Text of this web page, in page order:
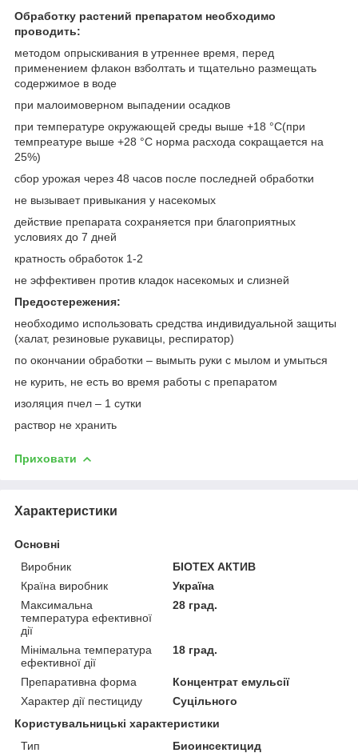
Обработку растений препаратом необходимо
проводить:
методом опрыскивания в утреннее время, перед
применением флакон взболтать и тщательно размещать
содержимое в воде
при малоимоверном выпадении осадков
при температуре окружающей среды выше +18 °С(при
темпреатуре выше +28 °С норма расхода сокращается на
25%)
сбор урожая через 48 часов после последней обработки
не вызывает привыкания у насекомых
действие препарата сохраняется при благоприятных
условиях до 7 дней
кратность обработок 1-2
не эффективен против кладок насекомых и слизней
Предостережения:
необходимо использовать средства индивидуальной защиты
(халат, резиновые рукавицы, респиратор)
по окончании обработки – вымыть руки с мылом и умыться
не курить, не есть во время работы с препаратом
изоляция пчел – 1 сутки
раствор не хранить
Приховати
Характеристики
Основні
Виробник
БІОТЕХ АКТИВ
Країна виробник
Україна
Максимальна
температура ефективної
дії
28 град.
Мінімальна температура
ефективної дії
18 град.
Препаративна форма
Концентрат емульсії
Характер дії пестициду
Суцільного
Користувальницькі характеристики
Тип
Биоинсектицид